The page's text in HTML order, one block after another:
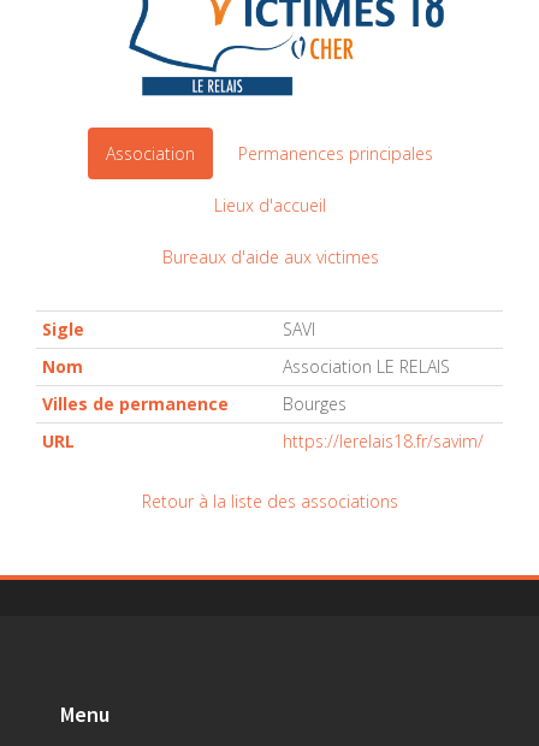
Association Permanences principales
Lieux d'accueil
Bureaux d'aide aux victimes
Sigle
SAVI
Nom
Association LE RELAIS
Villes de permanence
Bourges
URL
https://lerelais18.fr/savim/
Retour à la liste des associations
Menu